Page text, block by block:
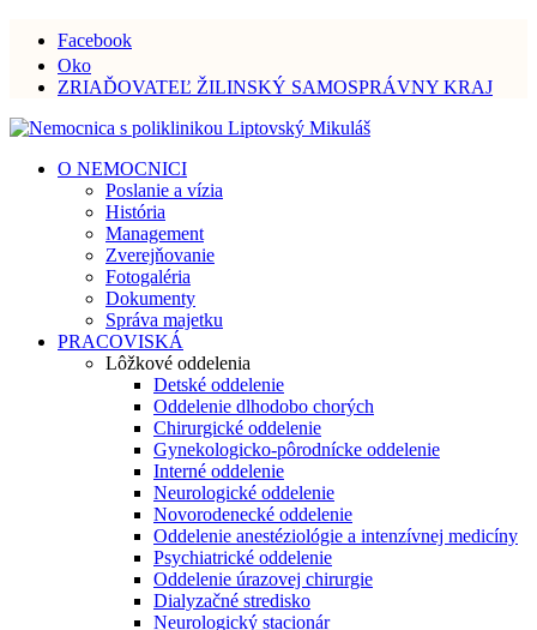
Facebook
Oko
ZRIAĎOVATEĽ ŽILINSKÝ SAMOSPRÁVNY KRAJ
O NEMOCNICI
Poslanie a vízia
História
Management
Zverejňovanie
Fotogaléria
Dokumenty
Správa majetku
PRACOVISKÁ
Lôžkové oddelenia
Detské oddelenie
Oddelenie dlhodobo chorých
Chirurgické oddelenie
Gynekologicko-pôrodnícke oddelenie
Interné oddelenie
Neurologické oddelenie
Novorodenecké oddelenie
Oddelenie anestéziológie a intenzívnej medicíny
Psychiatrické oddelenie
Oddelenie úrazovej chirurgie
Dialyzačné stredisko
Neurologický stacionár